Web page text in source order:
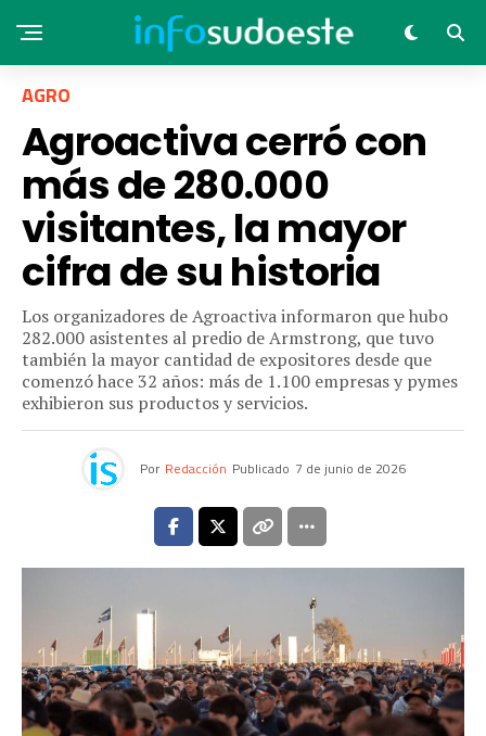
AGRO
Agroactiva cerró con
más de 280.000
visitantes, la mayor
cifra de su historia
Los organizadores de Agroactiva informaron que hubo
282.000 asistentes al predio de Armstrong, que tuvo
también la mayor cantidad de expositores desde que
comenzó hace 32 años: más de 1.100 empresas y pymes
exhibieron sus productos y servicios.
Por Redacción Publicado 7 de junio de 2026